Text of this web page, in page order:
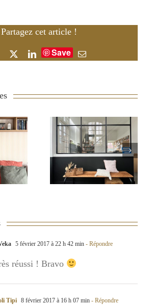
Partagez cet article !
Facebook LinkedIn
Save Email
un
Rénover un banc
d’école pour une
entrée vintage
5 février 2017 à 22 h 42 min - Répondre
réussi ! Bravo
Tipi 8 février 2017 à 16 h 07 min - Répondre